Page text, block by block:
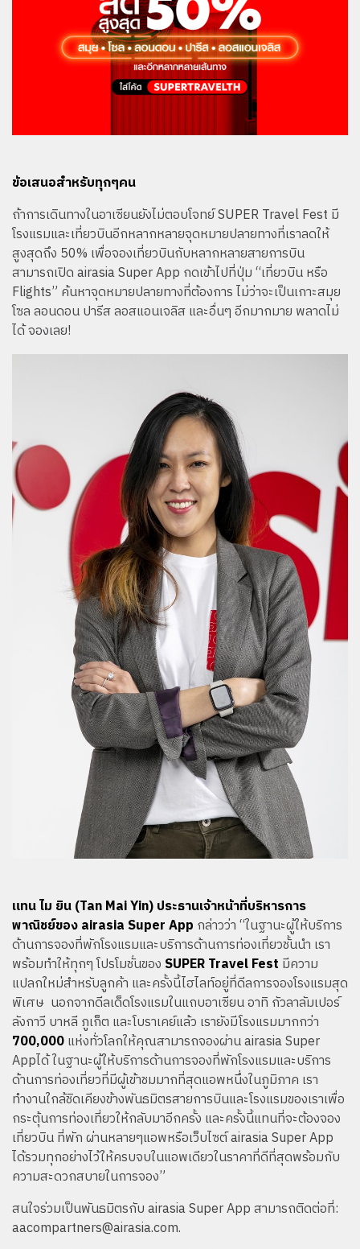
ข้อเสนอสำหรับทุกๆคน
ถ้าการเดินทางในอาเซียนยังไม่ตอบโจทย์ SUPER Travel Fest มี
โรงแรมและเที่ยวบินอีกหลากหลายจุดหมายปลายทางที่เราลดให้
สูงสุดถึง 50% เพื่อจองเที่ยวบินกับหลากหลายสายการบิน
สามารถเปิด airasia Super App กดเข้าไปที่ปุ่ม “เที่ยวบิน หรือ
Flights” ค้นหาจุดหมายปลายทางที่ต้องการ ไม่ว่าจะเป็นเกาะสมุย
โซล ลอนดอน ปารีส ลอสแอนเจลิส และอื่นๆ อีกมากมาย พลาดไม่
ได้ จองเลย!
แทน ไม ยิน (Tan Mai Yin) ประธานเจ้าหน้าที่บริหารการ
พาณิชย์ของ airasia Super App กล่าวว่า “ในฐานะผู้ให้บริการ
ด้านการจองที่พักโรงแรมและบริการด้านการท่องเที่ยวชั้นนำ เรา
พร้อมทำให้ทุกๆ โปรโมชั่นของSUPER Travel Fest มีความ
แปลกใหม่สำหรับลูกค้า และครั้งนี้ไฮไลท์อยู่ที่ดีลการจองโรงแรมสุด
พิเศษ นอกจากดีลเด็ดโรงแรมในแถบอาเซียน อาทิ กัวลาลัมเปอร์
ลังกาวี บาหลี ภูเก็ต และโบราเคย์แล้ว เรายังมีโรงแรมมากกว่า
700,000แห่งทั่วโลกให้คุณสามารถจองผ่าน airasia Super
Appได้ ในฐานะผู้ให้บริการด้านการจองที่พักโรงแรมและบริการ
ด้านการท่องเที่ยวที่มีผู้เข้าชมมากที่สุดแอพหนึ่งในภูมิภาค เรา
ทำงานใกล้ชิดเคียงข้างพันธมิตรสายการบินและโรงแรมของเราเพื่อ
กระตุ้นการท่องเที่ยวให้กลับมาอีกครั้ง และครั้งนี้แทนที่จะต้องจอง
เที่ยวบิน ที่พัก ผ่านหลายๆแอพหรือเว็บไซต์ airasia Super App
ได้รวมทุกอย่างไว้ให้ครบจบในแอพเดียวในราคาที่ดีที่สุดพร้อมกับ
ความสะดวกสบายในการจอง”
สนใจร่วมเป็นพันธมิตรกับ airasia Super App สามารถติดต่อที่:
aacompartners@airasia.com.